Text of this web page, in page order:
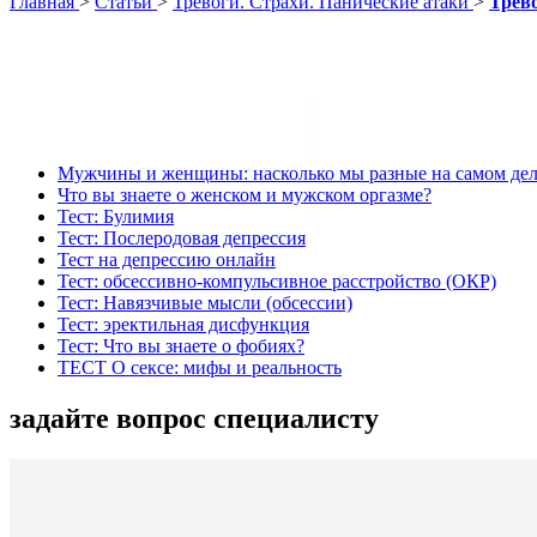
Мужчины и женщины: насколько мы разные на самом
Что вы знаете о женском и мужском оргазме?
Тест: Булимия
Тест: Послеродовая депрессия
Тест на депрессию онлайн
Тест: обсессивно-компульсивное расстройство (ОКР)
Тест: Навязчивые мысли (обсессии)
Тест: эректильная дисфункция
Тест: Что вы знаете о фобиях?
ТЕСТ О сексе: мифы и реальность
задайте вопрос специалисту